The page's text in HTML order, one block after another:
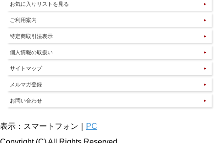
お気に入りリストを見る
ご利用案内
特定商取引法表示
個人情報の取扱い
サイトマップ
メルマガ登録
お問い合わせ
表示：スマートフォン｜
PC